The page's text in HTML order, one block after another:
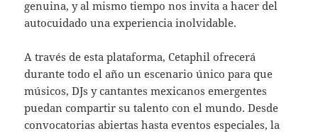
genuina, y al mismo tiempo nos invita a hacer del
autocuidado una experiencia inolvidable.
A través de esta plataforma, Cetaphil ofrecerá
durante todo el año un escenario único para que
músicos, DJs y cantantes mexicanos emergentes
puedan compartir su talento con el mundo. Desde
convocatorias abiertas hasta eventos especiales, la